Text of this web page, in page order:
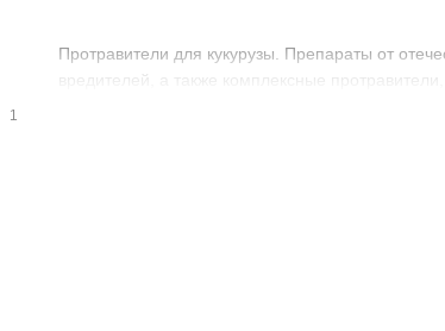
Протравители для кукурузы. Препараты от
вредителей, а также комплексные
1